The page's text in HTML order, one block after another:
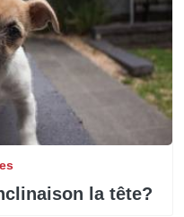
la tête?